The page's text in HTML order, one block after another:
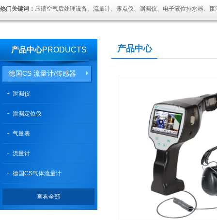
热门关键词： 压缩空气后处理设备、流量计、露点仪、测漏仪、电子液位排水器、
产品中心PRODUCTS
德国CS 流量计/传感器
泄漏仪
泄漏定位仪
气量表
流量计
德国CS气体流量计
查看全部
产品中心